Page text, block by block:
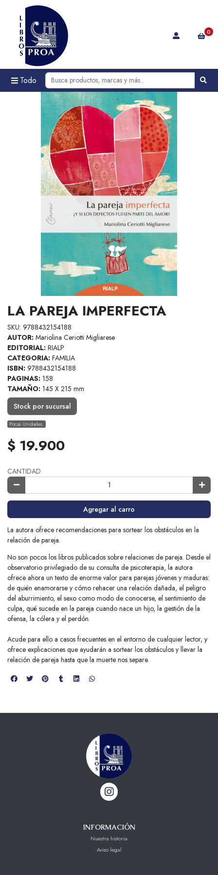
Todo
0
LA PAREJA IMPERFECTA
SKU: 9788432154188
AUTOR: Mariolina Ceriotti Migliarese
EDITORIAL: RIALP
CATEGORIA: FAMILIA
ISBN: 9788432154188
PAGINAS: 158
TAMAÑO: 145 X 215 mm
Stock por sucursal
Pocas Unidades.
$ 19.900
CANTIDAD
Agregar al carro
La autora ofrece recomendaciones para sortear los obstáculos en la
relación de pareja.
No son pocos los libros publicados sobre relaciones de pareja. Desde el
observatorio privilegiado de su consulta de psicoterapia, la autora
ofrece ahora un texto de enorme valor para parejas jóvenes y maduras:
de quién enamorarse y cómo rehacer una relación dañada, el peligro
del aburrimiento, el sexo como modo de conocerse, el sentimiento de
culpa, qué sucede en la pareja cuando nace un hijo, la gestión de la
ofensa, la cólera y el perdón.
Acude para ello a casos frecuentes en el entorno de cualquier lector, y
ofrece explicaciones que ayudarán a sortear los obstáculos y llevar la
relación de pareja hasta que la muerte nos separe.
INFORMACIÓN
Nuestra historia
Aviso legal